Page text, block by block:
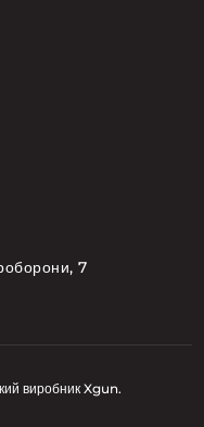
7
виробник Xgun.